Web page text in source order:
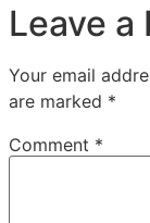
Leave a
Your email
are marked *
Comment *